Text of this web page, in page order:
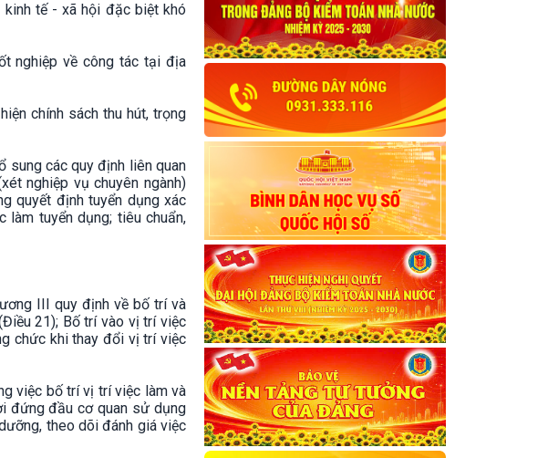
tế - xã hội đặc biệt khó
nghiệp về công tác tại địa
chính sách thu hút, trọng
sung các quy định liên quan
nghiệp vụ chuyên ngành)
quyết định tuyển dụng xác
tuyển dụng; tiêu chuẩn,
III quy định về bố trí và
21); Bố trí vào vị trí việc
chức khi thay đổi vị trí việc
việc bố trí vị trí việc làm và
đứng đầu cơ quan sử dụng
theo dõi đánh giá việc